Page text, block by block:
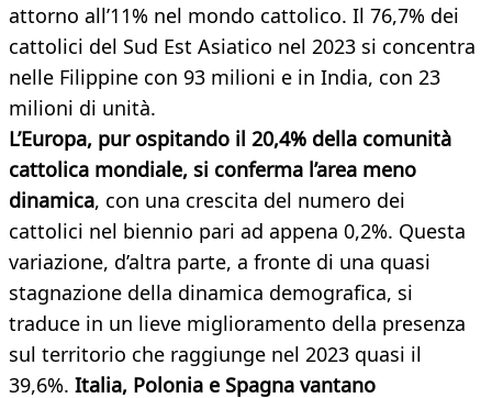
attorno all’11% nel mondo cattolico. Il 76,7% dei
cattolici del Sud Est Asiatico nel 2023 si concentra
nelle Filippine con 93 milioni e in India, con 23
milioni di unità.
L’Europa, pur ospitando il 20,4% della comunità
cattolica mondiale, si conferma l’area meno
dinamica, con una crescita del numero dei
cattolici nel biennio pari ad appena 0,2%. Questa
variazione, d’altra parte, a fronte di una quasi
stagnazione della dinamica demografica, si
traduce in un lieve miglioramento della presenza
sul territorio che raggiunge nel 2023 quasi il
39,6%. Italia, Polonia e Spagna vantano